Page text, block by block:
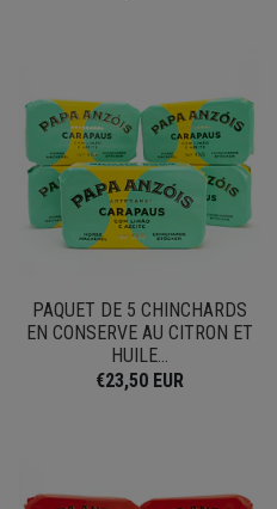
PAQUET DE 5 CHINCHARDS
EN CONSERVE AU CITRON ET
HUILE...
€23,50 EUR